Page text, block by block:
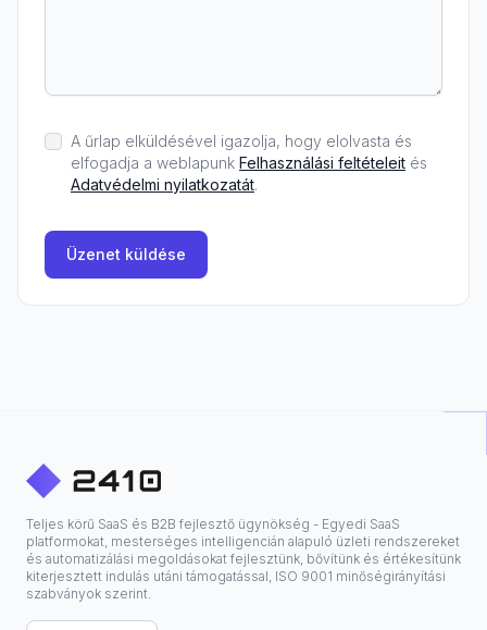
A űrlap elküldésével igazolja, hogy elolvasta és
elfogadja a weblapunk Felhasználási feltételeit és
Adatvédelmi nyilatkozatát.
Üzenet küldése
Teljes körű SaaS és B2B fejlesztő ügynökség - Egyedi SaaS
platformokat, mesterséges intelligencián alapuló üzleti rendszereket
és automatizálási megoldásokat fejlesztünk, bővítünk és értékesítünk
kiterjesztett indulás utáni támogatással, ISO 9001 minőségirányítási
szabványok szerint.